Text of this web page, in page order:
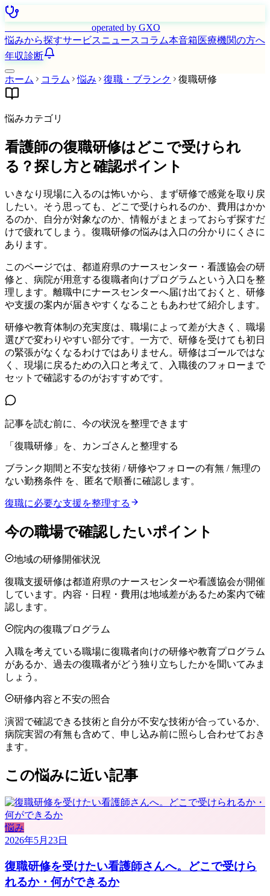
operated by GXO
悩みから探すサービスニュース コラム本音箱医療機関の方へ
年収診断
ホーム コラム 悩み 復職・ブランク 復職研修
悩みカテゴリ
看護師の復職研修はどこで受けられ
る？探し方と確認ポイント
いきなり現場に入るのは怖いから、まず研修で感覚を取り戻
したい。そう思っても、どこで受けられるのか、費用はかか
るのか、自分が対象なのか、情報がまとまっておらず探すだ
けで疲れてしまう。復職研修の悩みは入口の分かりにくさに
あります。
このページでは、都道府県のナースセンター・看護協会の研
修と、病院が用意する復職者向けプログラムという入口を整
理します。離職中にナースセンターへ届け出ておくと、研修
や支援の案内が届きやすくなることもあわせて紹介します。
研修や教育体制の充実度は、職場によって差が大きく、職場
選びで変わりやすい部分です。一方で、研修を受けても初日
の緊張がなくなるわけではありません。研修はゴールではな
く、現場に戻るための入口と考えて、入職後のフォローまで
セットで確認するのがおすすめです。
記事を読む前に、今の状況を整理できます
「復職研修」を、カンゴさんと整理する
ブランク期間と不安な技術 / 研修やフォローの有無 / 無理の
ない勤務条件 を、匿名で順番に確認します。
復職に必要な支援を整理する
今の職場で確認したいポイント
地域の研修開催状況
復職支援研修は都道府県のナースセンターや看護協会が開催
しています。内容・日程・費用は地域差があるため案内で確
認します。
院内の復職プログラム
入職を考えている職場に復職者向けの研修や教育プログラム
があるか、過去の復職者がどう独り立ちしたかを聞いてみま
しょう。
研修内容と不安の照合
演習で確認できる技術と自分が不安な技術が合っているか、
病院実習の有無も含めて、申し込み前に照らし合わせておき
ます。
この悩みに近い記事
悩み
2026年5月23日
復職研修を受けたい看護師さんへ。どこで受けら
れるか・何ができるか